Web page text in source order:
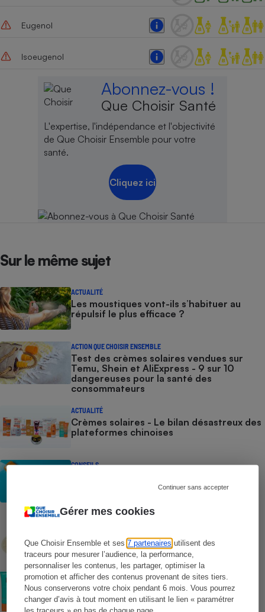
Gérer mes cookies
Que Choisir Ensemble et ses7 partenaires utilisent des
traceurs pour mesurer l’audience, la performance,
personnaliser les contenus, les partager, optimiser la
promotion et afficher des contenus provenant de sites tiers.
Nous conserverons votre choix pendant 6 mois. Vous pourrez
changer d’avis à tout moment en utilisant le lien « paramétrer
Continuer sans accepter
Eugenol
Isoeugenol
Abonnez-vous !
Que Choisir Santé
L'expertise, l'indépendance et l'objectivité
de Que Choisir Ensemble pour votre
santé.
Cliquez ici
Sur le même sujet
ACTUALITÉ
Les moustiques vont-ils s’habituer au
répulsif le plus efficace ?
ACTION QUE CHOISIR ENSEMBLE
Test des crèmes solaires vendues sur
Temu, Shein et AliExpress - 9 sur 10
dangereuses pour la santé des
consommateurs
ACTUALITÉ
Crèmes solaires - Le bilan désastreux des
plateformes chinoises
CONSEILS
COMMENT NOUS TESTONS
Crèmes solaires visage - Le protocole